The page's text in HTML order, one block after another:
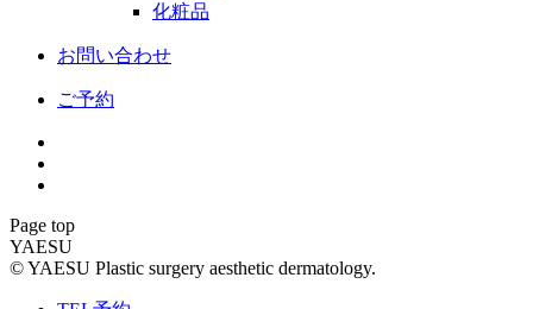
化粧品
お問い合わせ
ご予約
Page top
YAESU
© YAESU Plastic surgery aesthetic dermatology.